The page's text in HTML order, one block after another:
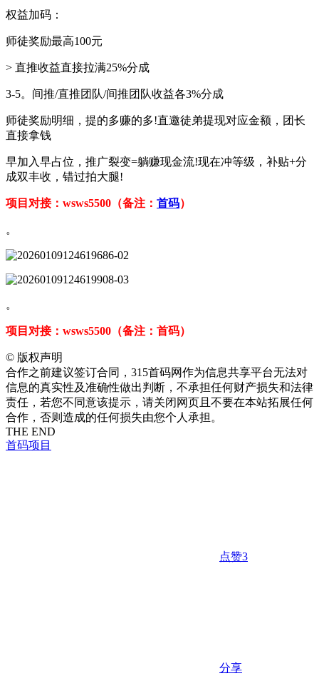
权益加码：
师徒奖励最高100元
> 直推收益直接拉满25%分成
3-5。间推/直推团队/间推团队收益各3%分成
师徒奖励明细，提的多赚的多!直邀徒弟提现对应金额，团长
直接拿钱
早加入早占位，推广裂变=躺赚现金流!现在冲等级，补贴+分
成双丰收，错过拍大腿!
项目对接：wsws5500（备注： 首码）
。
。
项目对接：wsws5500（备注：首码）
© 版权声明
合作之前建议签订合同，315首码网作为信息共享平台无法对
信息的真实性及准确性做出判断，不承担任何财产损失和法律
责任，若您不同意该提示，请关闭网页且不要在本站拓展任何
合作，否则造成的任何损失由您个人承担。
THE END
首码项目
点赞3
分享